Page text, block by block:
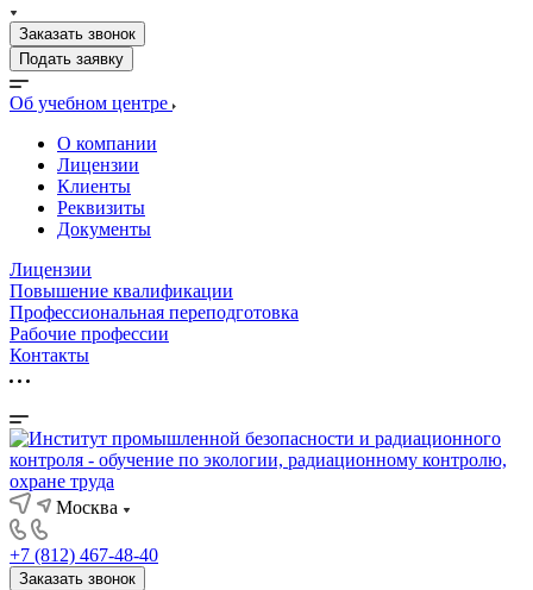
Заказать звонок
Подать заявку
Об учебном центре
О компании
Лицензии
Клиенты
Реквизиты
Документы
Лицензии
Повышение квалификации
Профессиональная переподготовка
Рабочие профессии
Контакты
Москва
+7 (812) 467-48-40
Заказать звонок